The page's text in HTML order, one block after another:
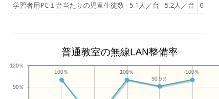
学習者用PC１台当たりの児童生徒数
5.1人／台 5.2人／台 0.9人
普通教室の無線LAN整備率
90％
120％
100％
90.9％
100％
100％